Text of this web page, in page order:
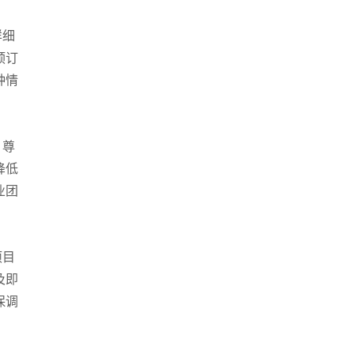
订
情
尊
低
团
即
调